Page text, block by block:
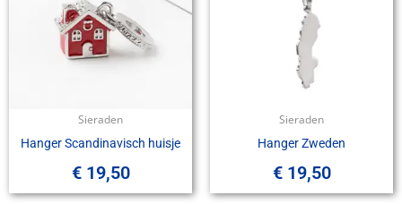
Sieraden
Hanger Scandinavisch huisje
€19,50
Sieraden
Hanger Zweden
€19,50